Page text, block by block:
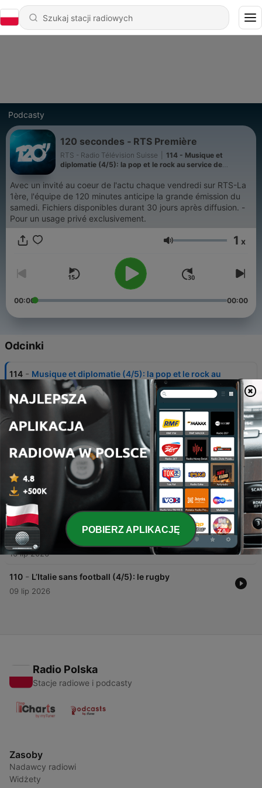
Podcasty
120 secondes ‐ RTS Première
RTS - Radio Télévision Suisse
114 - Musique et
diplomatie (4/5): la pop et le rock au service de
Avec un invité au coeur de l'actu chaque vendredi sur RTS-La
1ère, l'équipe de 120 minutes anticipe la grande émission du
samedi. Fichiers disponibles durant 30 jours après diffusion. -
Pour un usage privé exclusivement.
Głośność 1 x
00:00 00:00
Odcinki
114 - Musique et diplomatie (4/5): la pop et le rock au
service de l'humanitaire
06 sie 2026
113 - Dis-moi quel transport public tu prends, je te
dirai comment tu vis (4/5) - Le téléphérique
valaisan reliant Riddes à Isérables
30 lip 2026
112 - Dans l'ombre des personnalités (4/5): Valentin
Cuendet, agent artistique qui représente les
talents du cinéma suisse
23 lip 2026
111 - Les révolutions technologiques (4/5): le
basculement de l’imprimerie
16 lip 2026
110 - L’Italie sans football (4/5): le rugby
09 lip 2026
Radio Polska
Stacje radiowe i podcasty
Zasoby
Nadawcy radiowi
Widżety
POBIERZ APLIKACJĘ